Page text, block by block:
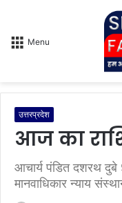
Menu
उत्तरप्रदेश
आज का
आचार्य पंडित दशरथ दुबे
मानवाधिकार न्याय